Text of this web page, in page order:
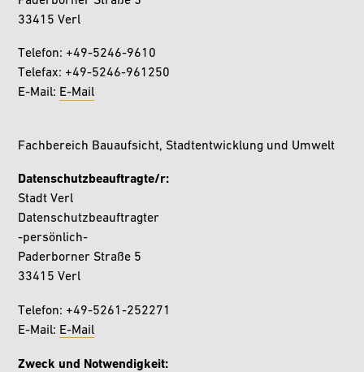
33415 Verl
Telefon: +49-5246-9610
Telefax: +49-5246-961250
E-Mail: E-Mail
Fachbereich Bauaufsicht, Stadtentwicklung und Umwelt
Datenschutzbeauftragte/r:
Stadt Verl
Datenschutzbeauftragter
-persönlich-
Paderborner Straße 5
33415 Verl
Telefon: +49-5261-252271
E-Mail: E-Mail
Zweck und Notwendigkeit: